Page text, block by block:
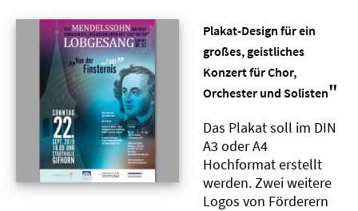
Plakat-Design für ein
großes, geistliches
Konzert für Chor,
Orchester und Solisten"
Das Plakat soll im DIN
A3 oder A4
Hochformat erstellt
werden. Zwei weitere
Logos von Förderern